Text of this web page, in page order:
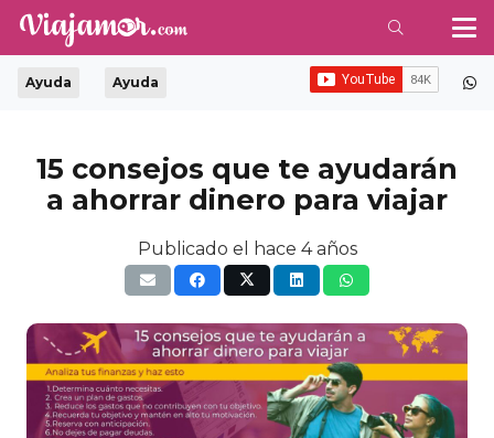
Ayuda Ayuda
15 consejos que te ayudarán
a ahorrar dinero para viajar
Publicado el hace 4 años